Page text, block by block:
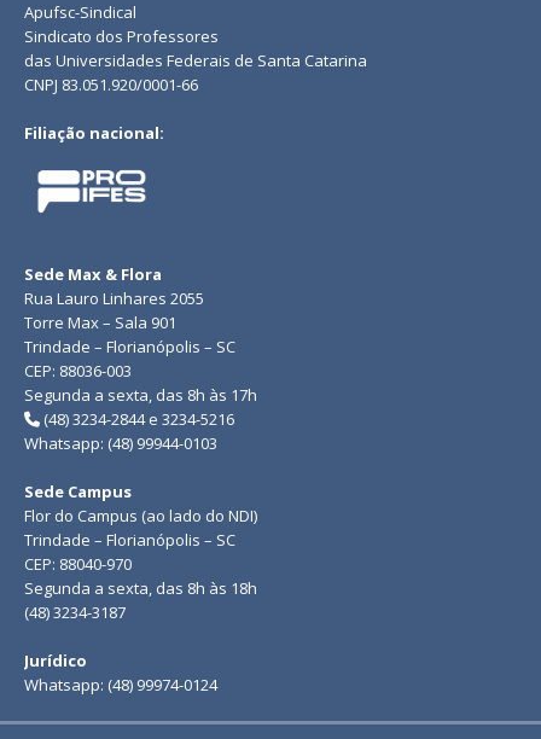
Apufsc-Sindical
Sindicato dos Professores
das Universidades Federais de Santa Catarina
CNPJ 83.051.920/0001-66
Filiação nacional:
Sede Max & Flora
Rua Lauro Linhares 2055
Torre Max – Sala 901
Trindade – Florianópolis – SC
CEP: 88036-003
Segunda a sexta, das 8h às 17h
(48) 3234-2844 e 3234-5216
Whatsapp: (48) 99944-0103
Sede Campus
Flor do Campus (ao lado do NDI)
Trindade – Florianópolis – SC
CEP: 88040-970
Segunda a sexta, das 8h às 18h
(48) 3234-3187
Jurídico
Whatsapp: (48) 99974-0124